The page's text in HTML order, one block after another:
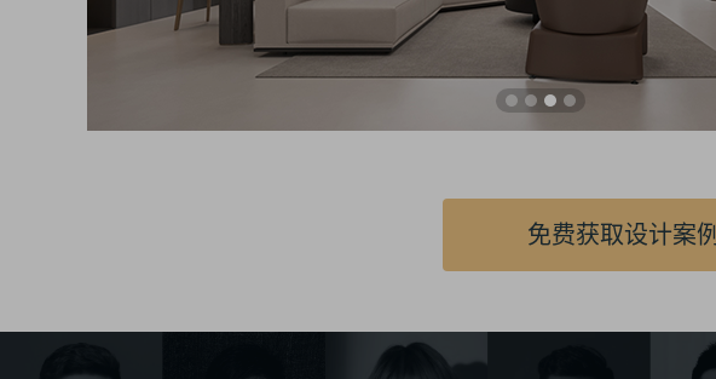
免费获取设计案例